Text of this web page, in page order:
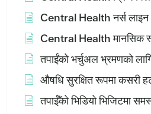
Central Health नर्स लाइन
Central Health मानसिक
तपाईंको भर्चुअल भ्रमणको
औषधि सुरक्षित रूपमा कसरी
तपाईँको भिडियो भिजिटमा